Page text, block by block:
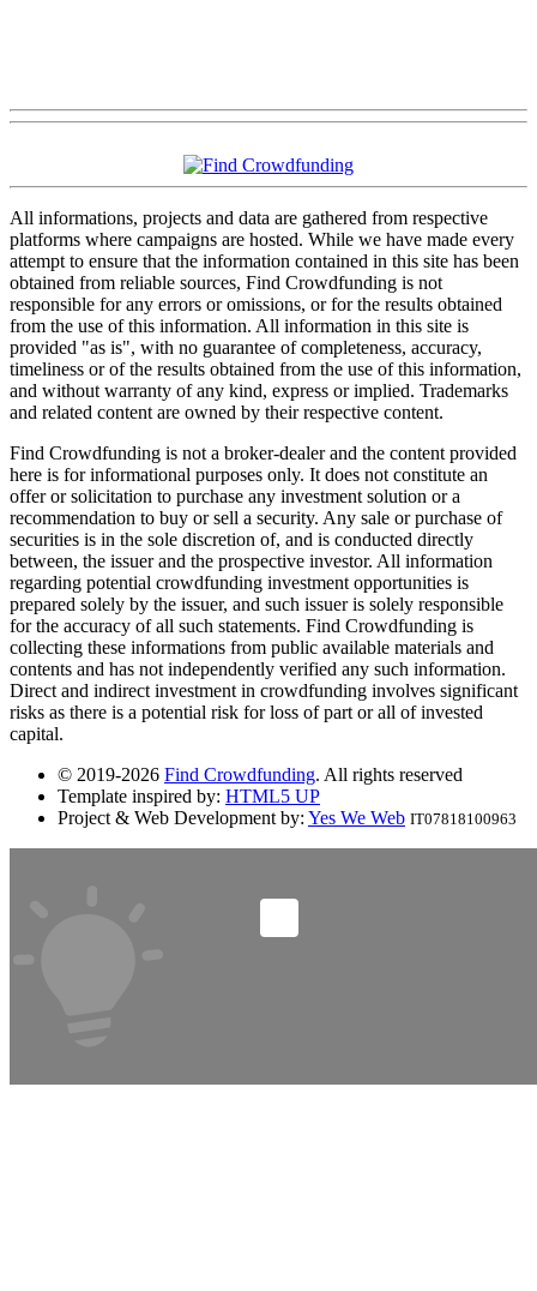
All informations, projects and data are gathered from respective
platforms where campaigns are hosted. While we have made every
attempt to ensure that the information contained in this site has been
obtained from reliable sources, Find Crowdfunding is not
responsible for any errors or omissions, or for the results obtained
from the use of this information. All information in this site is
provided "as is", with no guarantee of completeness, accuracy,
timeliness or of the results obtained from the use of this information,
and without warranty of any kind, express or implied. Trademarks
and related content are owned by their respective content.
Find Crowdfunding is not a broker-dealer and the content provided
here is for informational purposes only. It does not constitute an
offer or solicitation to purchase any investment solution or a
recommendation to buy or sell a security. Any sale or purchase of
securities is in the sole discretion of, and is conducted directly
between, the issuer and the prospective investor. All information
regarding potential crowdfunding investment opportunities is
prepared solely by the issuer, and such issuer is solely responsible
for the accuracy of all such statements. Find Crowdfunding is
collecting these informations from public available materials and
contents and has not independently verified any such information.
Direct and indirect investment in crowdfunding involves significant
risks as there is a potential risk for loss of part or all of invested
capital.
© 2019-2026 Find Crowdfunding. All rights reserved
Template inspired by: HTML5 UP
Project & Web Development by: Yes We Web IT07818100963